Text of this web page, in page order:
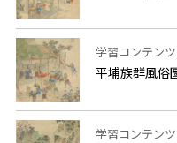
学習コンテンツ
平埔族群風俗
学習コンテンツ